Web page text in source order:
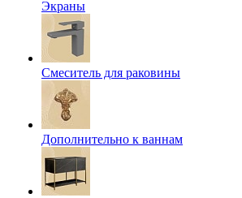
Экраны
Смеситель для раковины
Дополнительно к ваннам